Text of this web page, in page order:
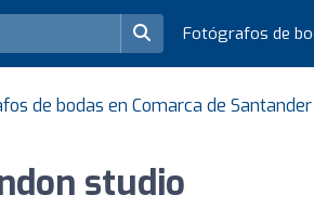
Fotógrafos de
de bodas en Comarca de Santander
studio